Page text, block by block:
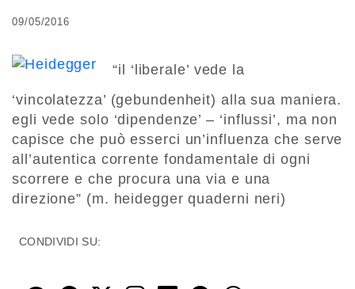
09/05/2016
“il ‘liberale’ vede la
‘vincolatezza’ (gebundenheit) alla sua maniera.
egli vede solo ‘dipendenze’ – ‘influssi’, ma non
capisce che può esserci un’influenza che serve
all’autentica corrente fondamentale di ogni
scorrere e che procura una via e una
direzione” (m. heidegger quaderni neri)
CONDIVIDI SU: